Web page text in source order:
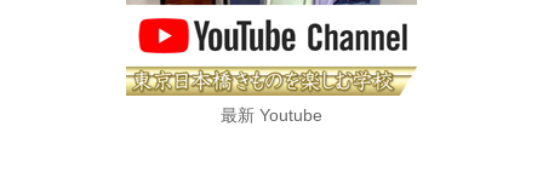
最新 Youtube